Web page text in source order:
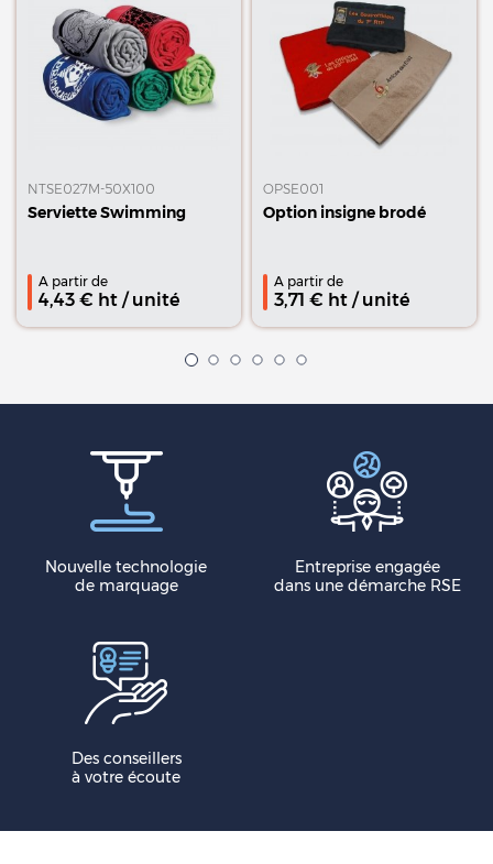
NTSE027M-50X100
Serviette Swimming
A partir de
4,43 € ht / unité
OPSE001
Option insigne brodé
A partir de
3,71 € ht / unité
Nouvelle technologie
de marquage
Entreprise engagée
dans une démarche RSE
Des conseillers
à votre écoute